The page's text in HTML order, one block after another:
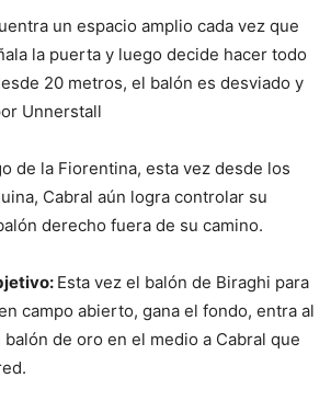
un espacio amplio cada vez que
la puerta y luego decide hacer todo
20 metros, el balón es desviado y
Unnerstall
de la Fiorentina, esta vez desde los
Cabral aún logra controlar su
derecho fuera de su camino.
Esta vez el balón de Biraghi para
campo abierto, gana el fondo, entra al
de oro en el medio a Cabral que